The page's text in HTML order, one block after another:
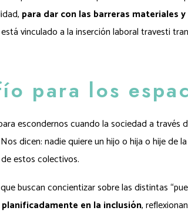
para dar con las barreras materiales
vinculado a la inserción laboral travesti
para los
escondernos cuando la sociedad a
dicen: nadie quiere un hijo o hija o hije de
estos colectivos.
buscan concientizar sobre las distintas
en la inclusión,